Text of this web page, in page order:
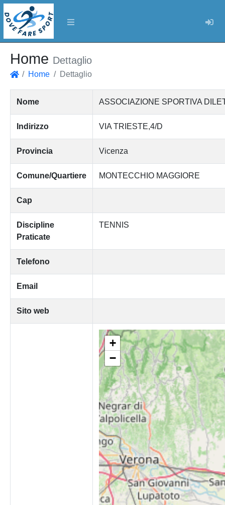
Home Dettaglio
Home Dettaglio
Nome ASSOCIAZIONE SPORTIVA
Indirizzo VIA TRIESTE,4/D
Provincia Vicenza
Comune/Quartiere MONTECCHIO MAGGIORE
Cap
Discipline
Praticate
TENNIS
Telefono
Email
Sito web
+
−